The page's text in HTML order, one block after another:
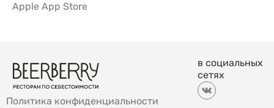
Apple App Store
в социальных
сетях
Политика конфиденциальности